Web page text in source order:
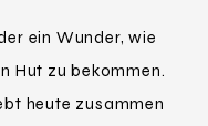
ein Wunder, wie
Hut zu bekommen.
heute zusammen